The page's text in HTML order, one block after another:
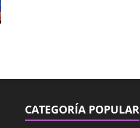
CATEGORÍA POPULAR